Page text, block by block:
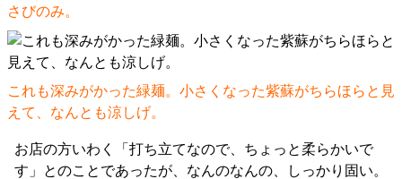
さびのみ。
これも深みがかった緑麺。小さくなった紫蘇がちらほらと見
えて、なんとも涼しげ。
お店の方いわく「打ち立てなので、ちょっと柔らかいで
す」とのことであったが、なんのなんの、しっかり固い。